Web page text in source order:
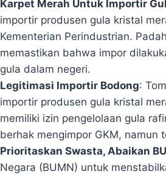
Karpet Merah Untuk Importir
importir produsen gula kristal
Kementerian Perindustrian.
memastikan bahwa impor
gula dalam negeri.
Legitimasi Importir Bodong:
importir produsen gula kristal
memiliki izin pengelolaan gula
berhak mengimpor GKM, namun
Prioritaskan Swasta, Abaikan
Negara (BUMN) untuk